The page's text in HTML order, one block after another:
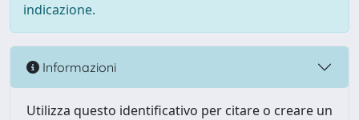
indicazione.
Informazioni
Utilizza questo identificativo per citare o creare un